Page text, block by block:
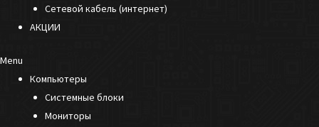
Сетевой кабель (интернет)
АКЦИИ
Menu
Компьютеры
Системные блоки
Мониторы